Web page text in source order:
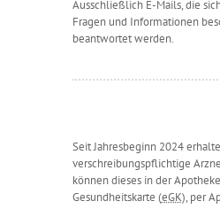
Ausschließlich E-Mails, die
Fragen und Informationen
beantwortet werden.
Seit Jahresbeginn 2024
verschreibungspflichtige
können dieses in der
Gesundheitskarte (eGK), per